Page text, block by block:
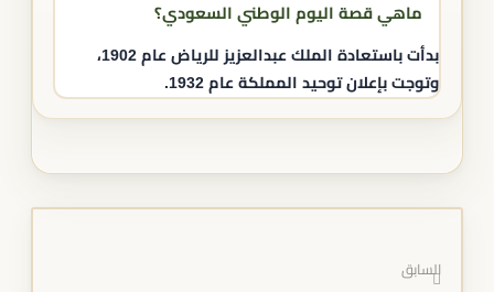
ماهي قصة اليوم الوطني السعودي؟
بدأت باستعادة الملك عبدالعزيز للرياض عام 1902،
وتوجت بإعلان توحيد المملكة عام 1932.
السابق